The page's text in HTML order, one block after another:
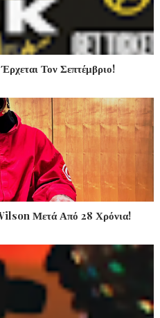
Τον Σεπτέμβριο!
Μετά Από 28 Χρόνια!